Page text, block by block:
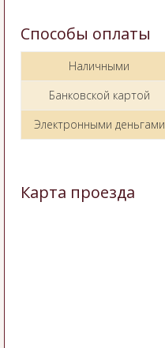
Способы оплаты
Наличными
Банковской картой
Электронными деньгами
Карта проезда